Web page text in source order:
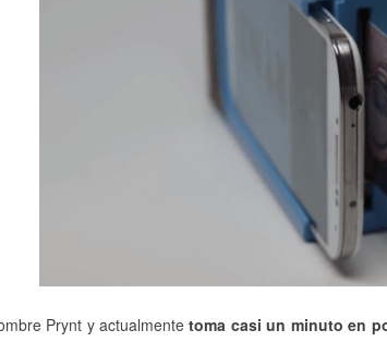
Prynt y actualmentetoma casi un minuto en